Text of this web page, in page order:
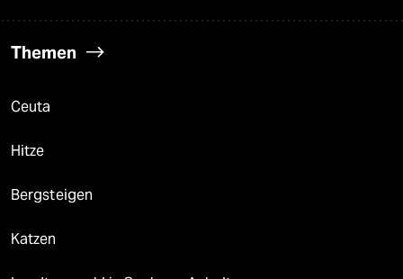
Themen
Ceuta
Hitze
Bergsteigen
Katzen